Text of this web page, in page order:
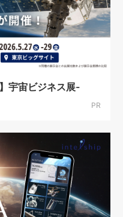
宇宙ビジネス展-
PR